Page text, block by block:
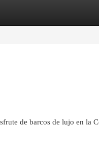
de barcos de lujo en la